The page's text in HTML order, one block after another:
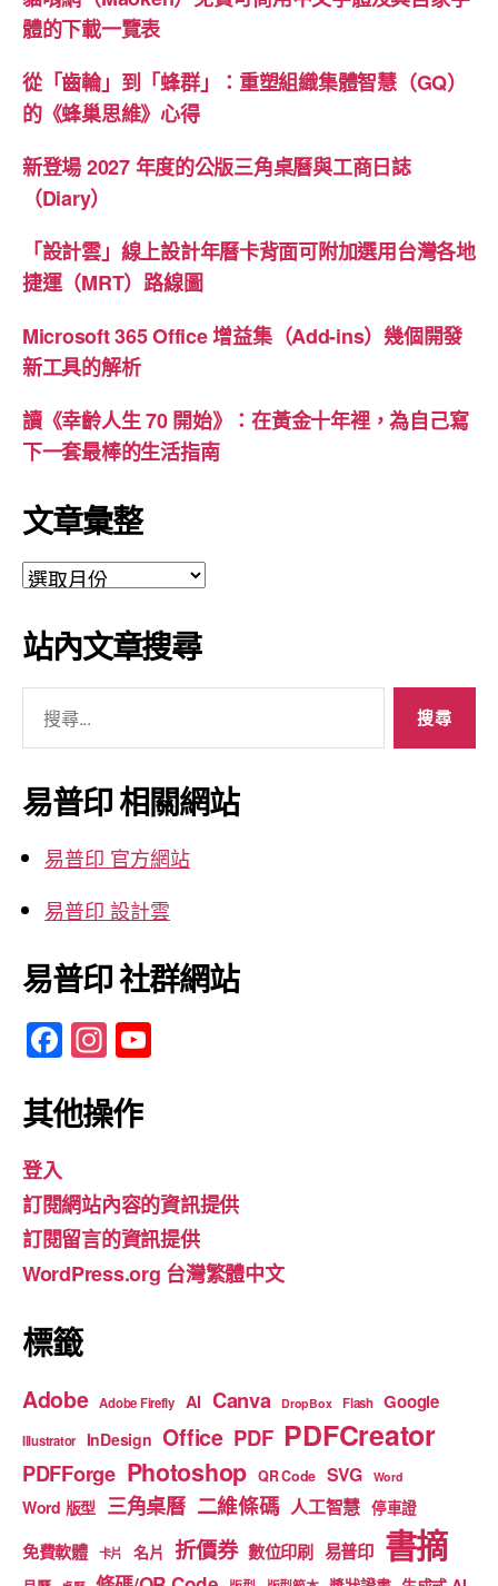
體的下載一覽表
從「齒輪」到「蜂群」：重塑組織集體智慧（GQ）
的《蜂巢思維》心得
新登場 2027 年度的公版三角桌曆與工商日誌
（Diary）
「設計雲」線上設計年曆卡背面可附加選用台灣各地
捷運（MRT）路線圖
Microsoft 365 Office 增益集（Add-ins）幾個開發
新工具的解析
讀《幸齡人生 70 開始》：在黃金十年裡，為自己寫
下一套最棒的生活指南
文章彙整
文
彙
整
站內文章搜尋
關
鍵
字:
易普印 相關網站
易普印 官方網站
易普印 設計雲
易普印 社群網站
F
a
c
b
o
o
k
In
st
a
gr
a
m
u
b
e
其他操作
登入
訂閱網站內容的資訊提供
訂閱留言的資訊提供
WordPress.org 台灣繁體中文
標籤
Adobe Adobe Firefly AI Canva DropBox Flash Google
Illustrator InDesign Office PDF PDFCreator
PDFForge Photoshop QR Code SVG Word
Word 版型 三角桌曆 二維條碼 人工智慧 停車證
免費軟體 卡片 名片 折價券 數位印刷 易普印 書摘